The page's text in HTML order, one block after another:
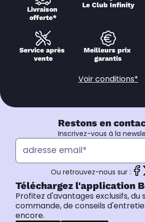
Livraison
offerte*
Le Club Infinity
Service après
vente
Meilleurs prix
garantis
Voir conditions*
Restons en
Inscrivez-vous à la
Ou retrouvez-nous sur :
Téléchargez l'application
Profitez d'avantages exclusifs, du
commande, de conseils
encore.